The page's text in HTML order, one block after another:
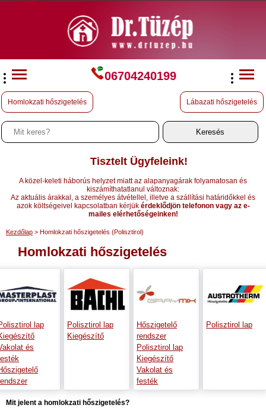
06704240199
Homlokzati hőszigetelés Lábazati hőszigetelés
Tisztelt Ügyfeleink!
A közel-keleti háborús helyzet miatt az alapanyagárak folyamatosan és
kiszámíthatatlanul változnak:
Az aktuális árakkal, a személyes átvétellel, illetve a szállítási határidőkkel és
azok költségeivel kapcsolatban kérjük érdeklődjön telefonon vagy az e-
mailes elérhetőségeinken!
Kezdőlap > Homlokzati hőszigetelés (Polisztirol)
Homlokzati hőszigetelés
lap
és
Polisztirol lap
Kiegészítő
Hőszigetelő
rendszer
Polisztirol lap
Kiegészítő
Vakolat és
festék
Polisztirol lap
Mit jelent a homlokzati hőszigetelés?